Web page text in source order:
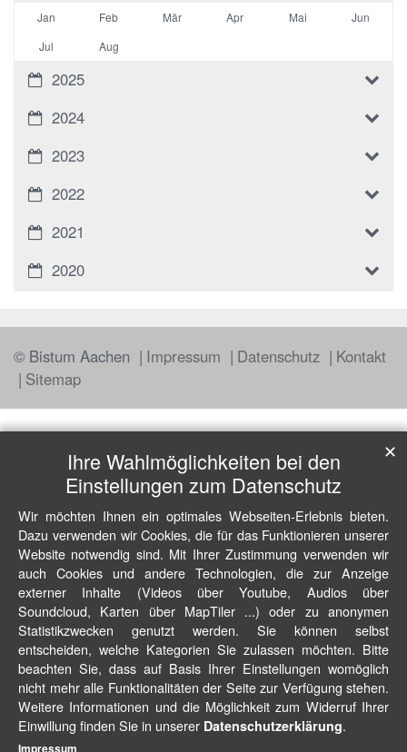
Jan Feb Mär Apr Mai
Jun
Jul
Aug
2025
2024
2023
2022
2021
2020
© Bistum Aachen Impressum Datenschutz
Kontakt
Sitemap
Ihre Wahlmöglichkeiten bei den
Einstellungen zum Datenschutz
Wir möchten Ihnen ein optimales Webseiten-Erlebnis bieten.
Dazu verwenden wir Cookies, die für das Funktionieren unserer
Website notwendig sind. Mit Ihrer Zustimmung verwenden wir
auch Cookies und andere Technologien, die zur Anzeige
externer Inhalte (Videos über Youtube, Audios über
Soundcloud, Karten über MapTiler ...) oder zu anonymen
Statistikzwecken genutzt werden. Sie können selbst
entscheiden, welche Kategorien Sie zulassen möchten. Bitte
beachten Sie, dass auf Basis Ihrer Einstellungen womöglich
nicht mehr alle Funktionalitäten der Seite zur Verfügung stehen.
Weitere Informationen und die Möglichkeit zum Widerruf Ihrer
Einwillung finden Sie in unserer Datenschutzerklärung.
✕
Impressum